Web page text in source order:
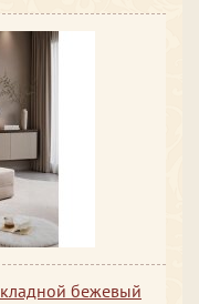
бежевый